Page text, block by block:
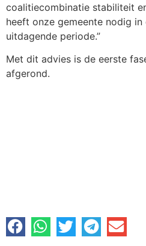
coalitiecombinatie stabiliteit
heeft onze gemeente nodig in
uitdagende periode.”
Met dit advies is de eerste
afgerond.